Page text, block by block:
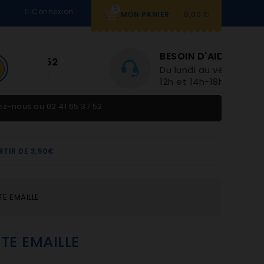
0
MON PANIER 0,00 €
Connexion
BESOIN D'AIDE
Du lundi au vendredi 9h-
12h et 14h-18h
nous au 02 41 65 37 52
DE 3,50€
EMAILLE
EMAILLE